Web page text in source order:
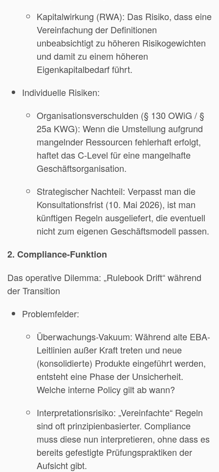
Kapitalwirkung (RWA): Das Risiko, dass eine
Vereinfachung der Definitionen
unbeabsichtigt zu höheren Risikogewichten
und damit zu einem höheren
Eigenkapitalbedarf führt.
Individuelle Risiken:
Organisationsverschulden (§ 130 OWiG / §
25a KWG): Wenn die Umstellung aufgrund
mangelnder Ressourcen fehlerhaft erfolgt,
haftet das C-Level für eine mangelhafte
Geschäftsorganisation.
Strategischer Nachteil: Verpasst man die
Konsultationsfrist (10. Mai 2026), ist man
künftigen Regeln ausgeliefert, die eventuell
nicht zum eigenen Geschäftsmodell passen.
2. Compliance-Funktion
Das operative Dilemma: „Rulebook Drift“ während
der Transition
Problemfelder:
Überwachungs-Vakuum: Während alte EBA-
Leitlinien außer Kraft treten und neue
(konsolidierte) Produkte eingeführt werden,
entsteht eine Phase der Unsicherheit.
Welche interne Policy gilt ab wann?
Interpretationsrisiko: „Vereinfachte“ Regeln
sind oft prinzipienbasierter. Compliance
muss diese nun interpretieren, ohne dass es
bereits gefestigte Prüfungspraktiken der
Aufsicht gibt.